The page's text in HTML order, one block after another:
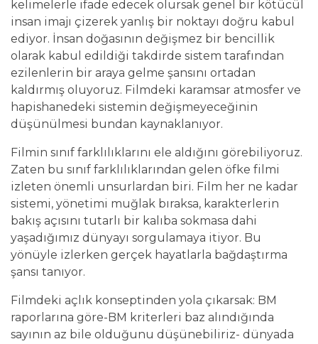
kelimelerle ifade edecek olursak genel bir kötücül
insan imajı çizerek yanlış bir noktayı doğru kabul
ediyor. İnsan doğasının değişmez bir bencillik
olarak kabul edildiği takdirde sistem tarafından
ezilenlerin bir araya gelme şansını ortadan
kaldırmış oluyoruz. Filmdeki karamsar atmosfer ve
hapishanedeki sistemin değişmeyeceğinin
düşünülmesi bundan kaynaklanıyor.
Filmin sınıf farklılıklarını ele aldığını görebiliyoruz.
Zaten bu sınıf farklılıklarından gelen öfke filmi
izleten önemli unsurlardan biri. Film her ne kadar
sistemi, yönetimi muğlak bıraksa, karakterlerin
bakış açısını tutarlı bir kalıba sokmasa dahi
yaşadığımız dünyayı sorgulamaya itiyor. Bu
yönüyle izlerken gerçek hayatlarla bağdaştırma
şansı tanıyor.
Filmdeki açlık konseptinden yola çıkarsak: BM
raporlarına göre-BM kriterleri baz alındığında
sayının az bile olduğunu düşünebiliriz- dünyada